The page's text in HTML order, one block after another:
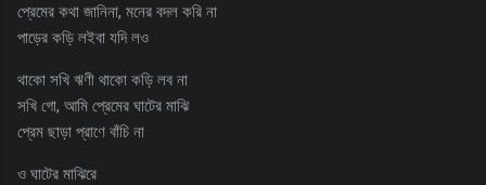
প্রেমের কথা জানিনা, মনের বদল করি না
পাড়ের কড়ি লইবা যদি লও
থাকো সখি ঋণী থাকো কড়ি লব না
সখি গো, আমি প্রেমের ঘাটের মাঝি
প্রেম ছাড়া প্রাণে বাঁচি না
ও ঘাটের মাঝিরে